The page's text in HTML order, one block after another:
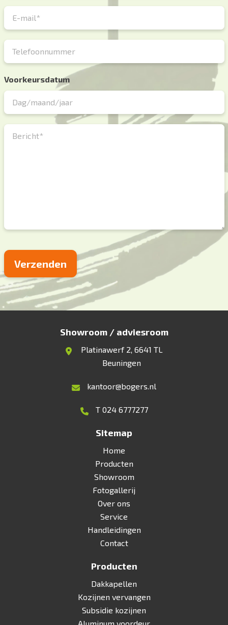
Voorkeursdatum
Showroom / adviesroom
Platinawerf 2, 6641 TL
Beuningen
kantoor@bogers.nl
T 024 6777277
Sitemap
Home
Producten
Showroom
Fotogallerij
Over ons
Service
Handleidingen
Contact
Producten
Dakkapellen
Kozijnen vervangen
Subsidie kozijnen